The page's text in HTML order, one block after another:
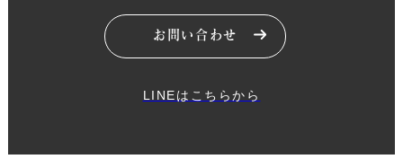
お問い合わせ
LINEはこちらから